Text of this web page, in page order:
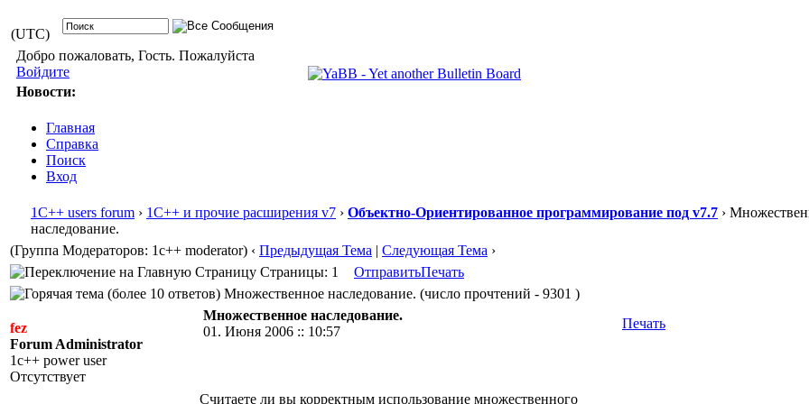
(UTC)
Добро пожаловать, Гость. Пожалуйста
Войдите
Новости:
Главная
Справка
Поиск
Вход
1С++ users forum › 1С++ и прочие расширения v7 › Объектно-Ориентированное программирование под v7.7 ›
наследование.
(Группа Модераторов: 1c++ moderator) ‹ Предыдущая Тема | Следующая Тема ›
Страницы: 1
ОтправитьПечать
Множественное наследование. (число прочтений - 9301 )
fez
Forum Administrator
1c++ power user
Отсутствует
Множественное наследование.
01. Июня 2006 :: 10:57
Печать
Считаете ли вы корректным использование множественного